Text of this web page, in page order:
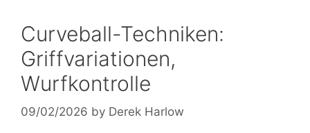
Curveball-Techniken:
Griffvariationen,
Wurfkontrolle
09/02/2026 by Derek Harlow